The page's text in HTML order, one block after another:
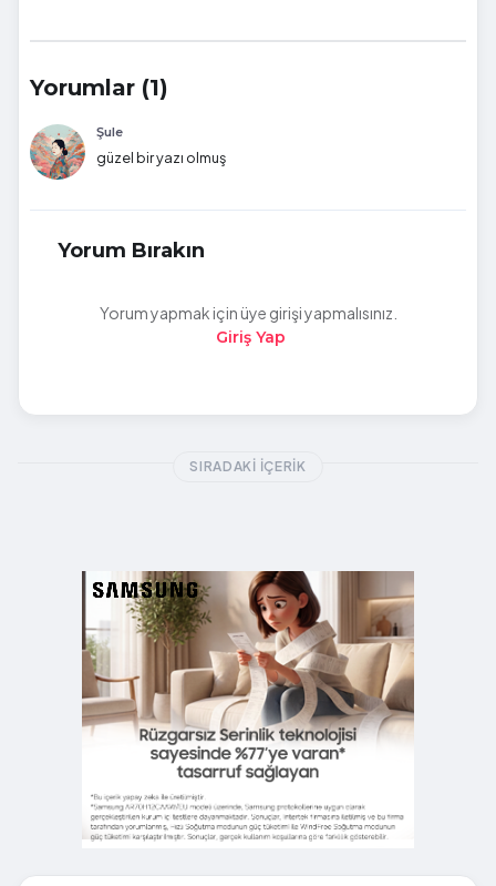
Yorumlar (1)
Şule
güzel bir yazı olmuş
Yorum Bırakın
Yorum yapmak için üye girişi yapmalısınız.
Giriş Yap
SIRADAKI İÇERIK